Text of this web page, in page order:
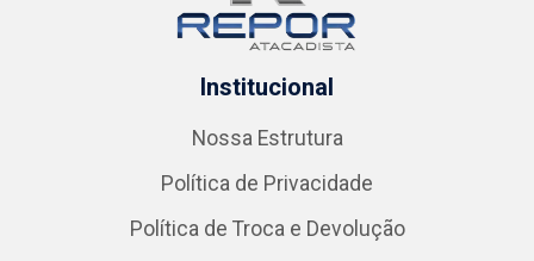
Institucional
Nossa Estrutura
Política de Privacidade
Política de Troca e Devolução